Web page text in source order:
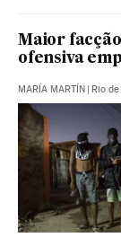
Maior
ofensiva
MARÍA MARTÍN | Rio